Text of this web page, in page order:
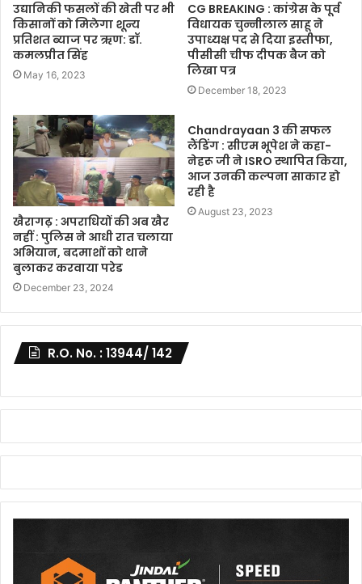
उद्यानिकी फसलों की खेती पर भी
किसानों को मिलेगा शून्य
प्रतिशत ब्याज पर ऋण: डॉ.
कमलप्रीत सिंह
May 16, 2023
CG BREAKING : कांग्रेस के पूर्व
विधायक चुन्नीलाल साहू ने
उपाध्यक्ष पद से दिया इस्तीफा,
पीसीसी चीफ दीपक बैज को
लिखा पत्र
December 18, 2023
खैरागढ़ : अपराधियों की अब खैर
नहीं : पुलिस ने आधी रात चलाया
अभियान, बदमाशों को थाने
बुलाकर करवाया परेड
December 23, 2024
Chandrayaan 3 की सफल
लैंडिंग : सीएम भूपेश ने कहा-
नेहरू जी ने ISRO स्थापित किया,
आज उनकी कल्पना साकार हो
रही है
August 23, 2023
R.O. No. : 13944/ 142